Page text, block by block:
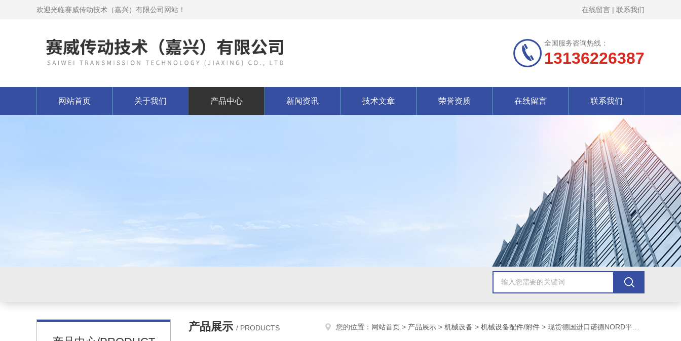
欢迎光临赛威传动技术（嘉兴）有限公司网站！ 在线留言 | 联系我们
全国服务咨询热线：
13136226387
网站首页 关于我们 产品中心 新闻资讯 技术文章 荣誉资质 在线留言 联系我们
产品展示 / PRODUCTS 您的位置： 网站首页 > 产品展示 > 机械设备 > 机械设备配件/附件 > 现货德国进口诺德NORD平行轴减速机配件SK1282AF高速齿轮